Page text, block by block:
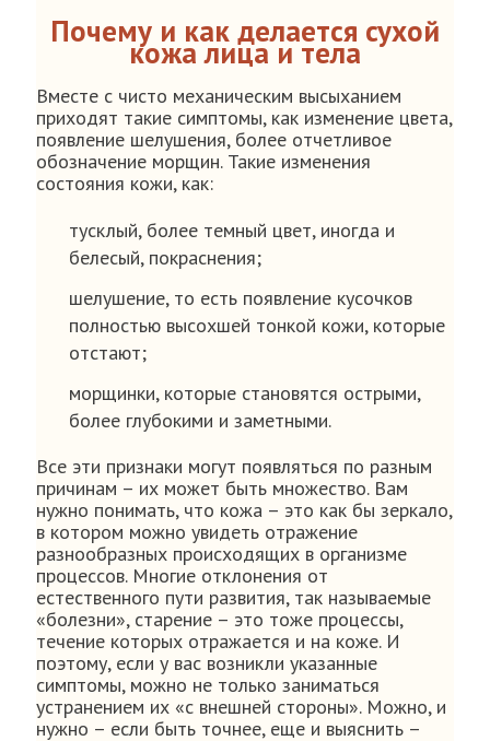
Почему и как делается сухой
кожа лица и тела
Вместе с чисто механическим высыханием
приходят такие симптомы, как изменение цвета,
появление шелушения, более отчетливое
обозначение морщин. Такие изменения
состояния кожи, как:
тусклый, более темный цвет, иногда и
белесый, покраснения;
шелушение, то есть появление кусочков
полностью высохшей тонкой кожи, которые
отстают;
морщинки, которые становятся острыми,
более глубокими и заметными.
Все эти признаки могут появляться по разным
причинам – их может быть множество. Вам
нужно понимать, что кожа – это как бы зеркало,
в котором можно увидеть отражение
разнообразных происходящих в организме
процессов. Многие отклонения от
естественного пути развития, так называемые
«болезни», старение – это тоже процессы,
течение которых отражается и на коже. И
поэтому, если у вас возникли указанные
симптомы, можно не только заниматься
устранением их «с внешней стороны». Можно, и
нужно – если быть точнее, еще и выяснить –